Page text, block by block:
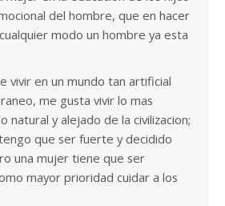
del hombre, que en hacer
modo un hombre ya esta
vivir en un mundo tan artificial
me gusta vivir lo mas
natural y alejado de la civilizacion;
que ser fuerte y decidido
una mujer tiene que ser
mayor prioridad cuidar a los